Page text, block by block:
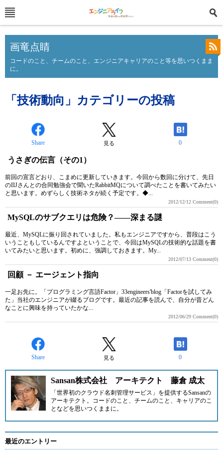
画竜点睛
コードのこと、チームのこと、エンジニアキャリアのこと等を思いつくまま
に。
「技術動向」カテゴリーの投稿
Share 見る 0
うさぎの伝言（その1）
前回の宣言どおり、こまめに更新していきます。今回から数回に分けて、先日
のIIJさんとの合同勉強会で聞いたRabbitMQについて調べたことを書いてみたい
と思います。めずらしく技術ネタが続く予定です。◆...
2012/12/12 Comment(0)
MySQLのサブクエリは危険？――深まる謎
最近、MySQLに振り回されていました。私もエンジニアですから、普段はこう
いうこともしているんですよということで、今回はMySQLの技術的な話題を書
いてみたいと思います。初めに、強調しておきます。My...
2012/07/13 Comment(0)
回顧 － エージェント指向
一足お先に。「プログラミング言語Factor」33engineers'blog「Factorを試してみ
た」当社のエンジニアが綴るブログです。最近の記事を読んで、自分が昔どん
なことに興味を持っていたかな...
2012/06/29 Comment(0)
Share 見る 0
Sansan株式会社 アーキテクト 藤倉 成太
「世界初のクラウド名刺管理サービス」を提供するSansanの
アーキテクト。コードのこと、チームのこと、キャリアのこ
となどを思いつくままに。
最近のエントリー